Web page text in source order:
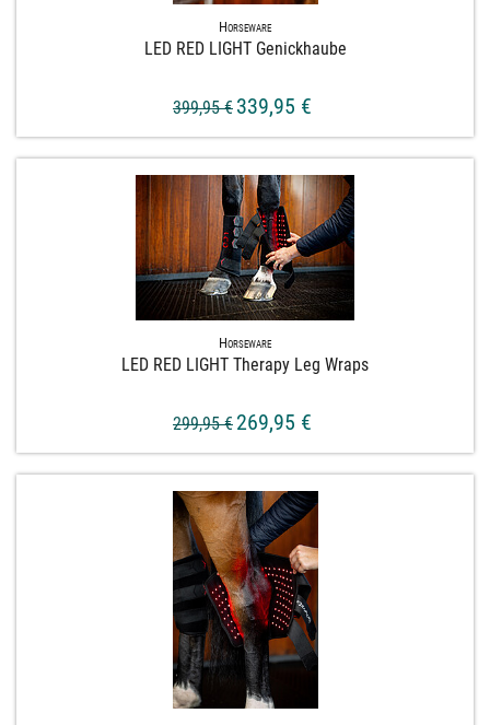
Horseware
LED RED LIGHT Genickhaube
399,95 € 339,95 €
Horseware
LED RED LIGHT Therapy Leg Wraps
299,95 € 269,95 €